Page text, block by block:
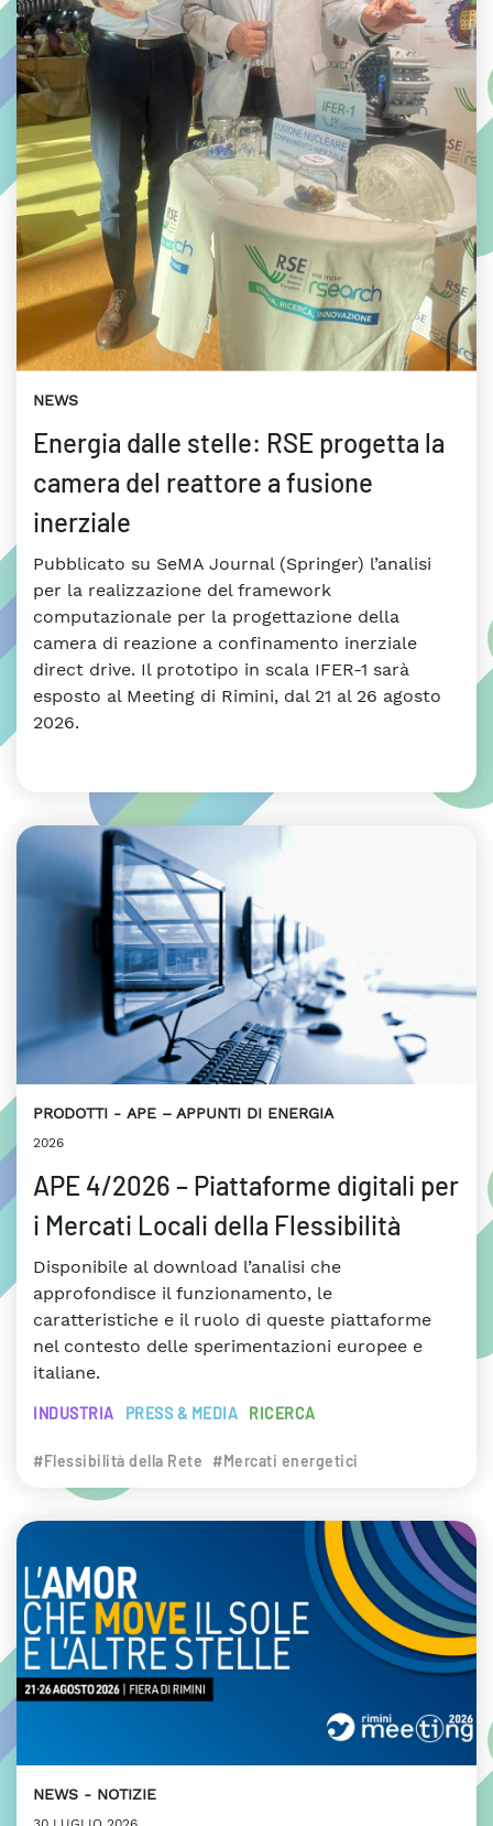
NEWS
Energia dalle stelle: RSE progetta la
camera del reattore a fusione
inerziale
Pubblicato su SeMA Journal (Springer) l’analisi
per la realizzazione del framework
computazionale per la progettazione della
camera di reazione a confinamento inerziale
direct drive. Il prototipo in scala IFER-1 sarà
esposto al Meeting di Rimini, dal 21 al 26 agosto
2026.
PRODOTTI APE – APPUNTI DI ENERGIA
2026
APE 4/2026 – Piattaforme digitali per
i Mercati Locali della Flessibilità
Disponibile al download l’analisi che
approfondisce il funzionamento, le
caratteristiche e il ruolo di queste piattaforme
nel contesto delle sperimentazioni europee e
italiane.
INDUSTRIA PRESS & MEDIA RICERCA
#Flessibilità della Rete #Mercati energetici
NEWS NOTIZIE